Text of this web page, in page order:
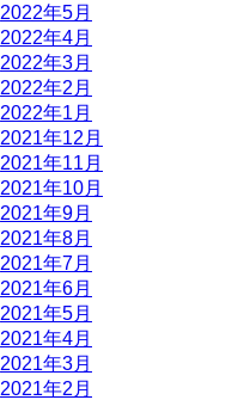
2022年5月
2022年4月
2022年3月
2022年2月
2022年1月
2021年12月
2021年11月
2021年10月
2021年9月
2021年8月
2021年7月
2021年6月
2021年5月
2021年4月
2021年3月
2021年2月